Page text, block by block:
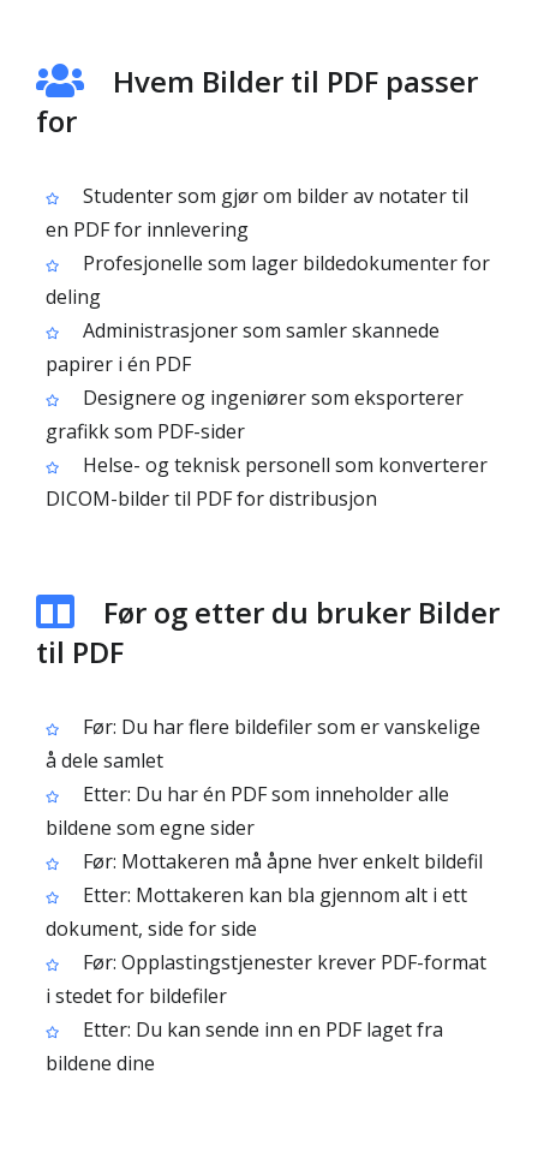
Hvem Bilder til PDF passer
for
Studenter som gjør om bilder av notater til
en PDF for innlevering
Profesjonelle som lager bildedokumenter for
deling
Administrasjoner som samler skannede
papirer i én PDF
Designere og ingeniører som eksporterer
grafikk som PDF-sider
Helse- og teknisk personell som konverterer
DICOM-bilder til PDF for distribusjon
Før og etter du bruker Bilder
til PDF
Før: Du har flere bildefiler som er vanskelige
å dele samlet
Etter: Du har én PDF som inneholder alle
bildene som egne sider
Før: Mottakeren må åpne hver enkelt bildefil
Etter: Mottakeren kan bla gjennom alt i ett
dokument, side for side
Før: Opplastingstjenester krever PDF-format
i stedet for bildefiler
Etter: Du kan sende inn en PDF laget fra
bildene dine